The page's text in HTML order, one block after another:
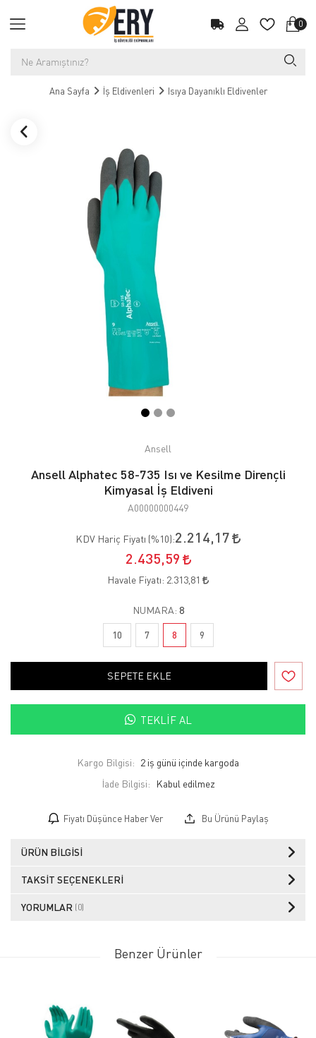
0
Ana Sayfa İş Eldivenleri Isıya Dayanıklı Eldivenler
Ansell
Ansell Alphatec 58-735 Isı ve Kesilme Dirençli
Kimyasal İş Eldiveni
A00000000449
KDV Hariç Fiyatı (%10):2.214,17
2.435,59
Havale Fiyatı: 2.313,81
NUMARA: 8
10 7 8 9
SEPETE EKLE
TEKLIF AL
Kargo Bilgisi: 2 iş günü içinde kargoda
İade Bilgisi:
Fiyatı Düşünce Haber Ver Bu Ürünü Paylaş
ÜRÜN BILGISI
TAKSIT SEÇENEKLERI
YORUMLAR (0)
Benzer Ürünler